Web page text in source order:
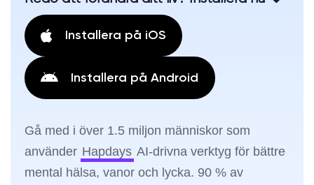
Installera på iOS
Installera på Android
Gå med i över 1.5 miljon människor som
använder Hapdays AI-drivna verktyg för bättre
mental hälsa, vanor och lycka. 90 % av